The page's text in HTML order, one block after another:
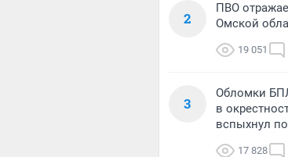
2
ПВО
Омской
19 051
3
Обломки
в
вспыхнул
17 828